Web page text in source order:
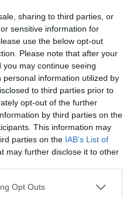
sharing to third parties, or
sensitive information for
use the below opt-out
Please note that after your
may continue seeing
information utilized by
to third parties prior to
opt-out of the further
by third parties on the
This information may
parties on the IAB’s List of
may further disclose it to other
app uses one or more Google
Opt Outs
a gázolaj pedig 14
a kiskereskedőknek.
és a hazai „védett”
fokozatosan csökken,
szerint ez
a működési
a rendszer